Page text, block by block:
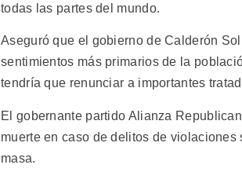
todas las partes del mundo.
Aseguró que el gobierno de Calderón
sentimientos más primarios de la
tendría que renunciar a importantes
El gobernante partido Alianza
muerte en caso de delitos de
masa.